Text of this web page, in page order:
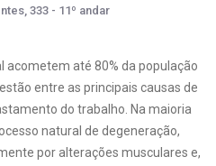
333 - 11º andar
acometem até 80% da população
entre as principais causas de
do trabalho. Na maioria
natural de degeneração,
por alterações musculares e,